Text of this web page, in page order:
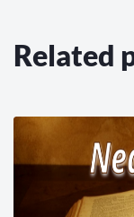
Related